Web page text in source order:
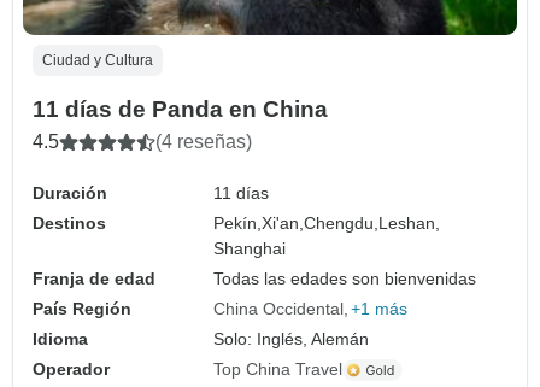
Ciudad y Cultura
11 días de Panda en China
4.5 (4 reseñas)
Duración
11 días
Destinos
Pekín,Xi'an,Chengdu, Leshan,
Shanghai
Franja de edad
Todas las edades son bienvenidas
País Región
China Occidental +1 más
Idioma
Solo: Inglés, Alemán
Operador
Top China Travel